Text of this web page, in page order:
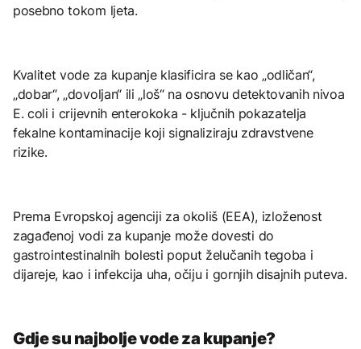
posebno tokom ljeta.
Kvalitet vode za kupanje klasificira se kao „odličan“,
„dobar“, „dovoljan“ ili „loš“ na osnovu detektovanih nivoa
E. coli i crijevnih enterokoka - ključnih pokazatelja
fekalne kontaminacije koji signaliziraju zdravstvene
rizike.
Prema Evropskoj agenciji za okoliš (EEA), izloženost
zagađenoj vodi za kupanje može dovesti do
gastrointestinalnih bolesti poput želučanih tegoba i
dijareje, kao i infekcija uha, očiju i gornjih disajnih puteva.
Gdje su najbolje vode za kupanje?